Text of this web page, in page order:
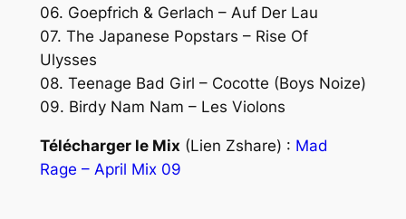
06. Goepfrich & Gerlach – Auf Der Lau
07. The Japanese Popstars – Rise Of
Ulysses
08. Teenage Bad Girl – Cocotte (Boys Noize)
09. Birdy Nam Nam – Les Violons
Télécharger le Mix (Lien Zshare) : Mad
Rage – April Mix 09